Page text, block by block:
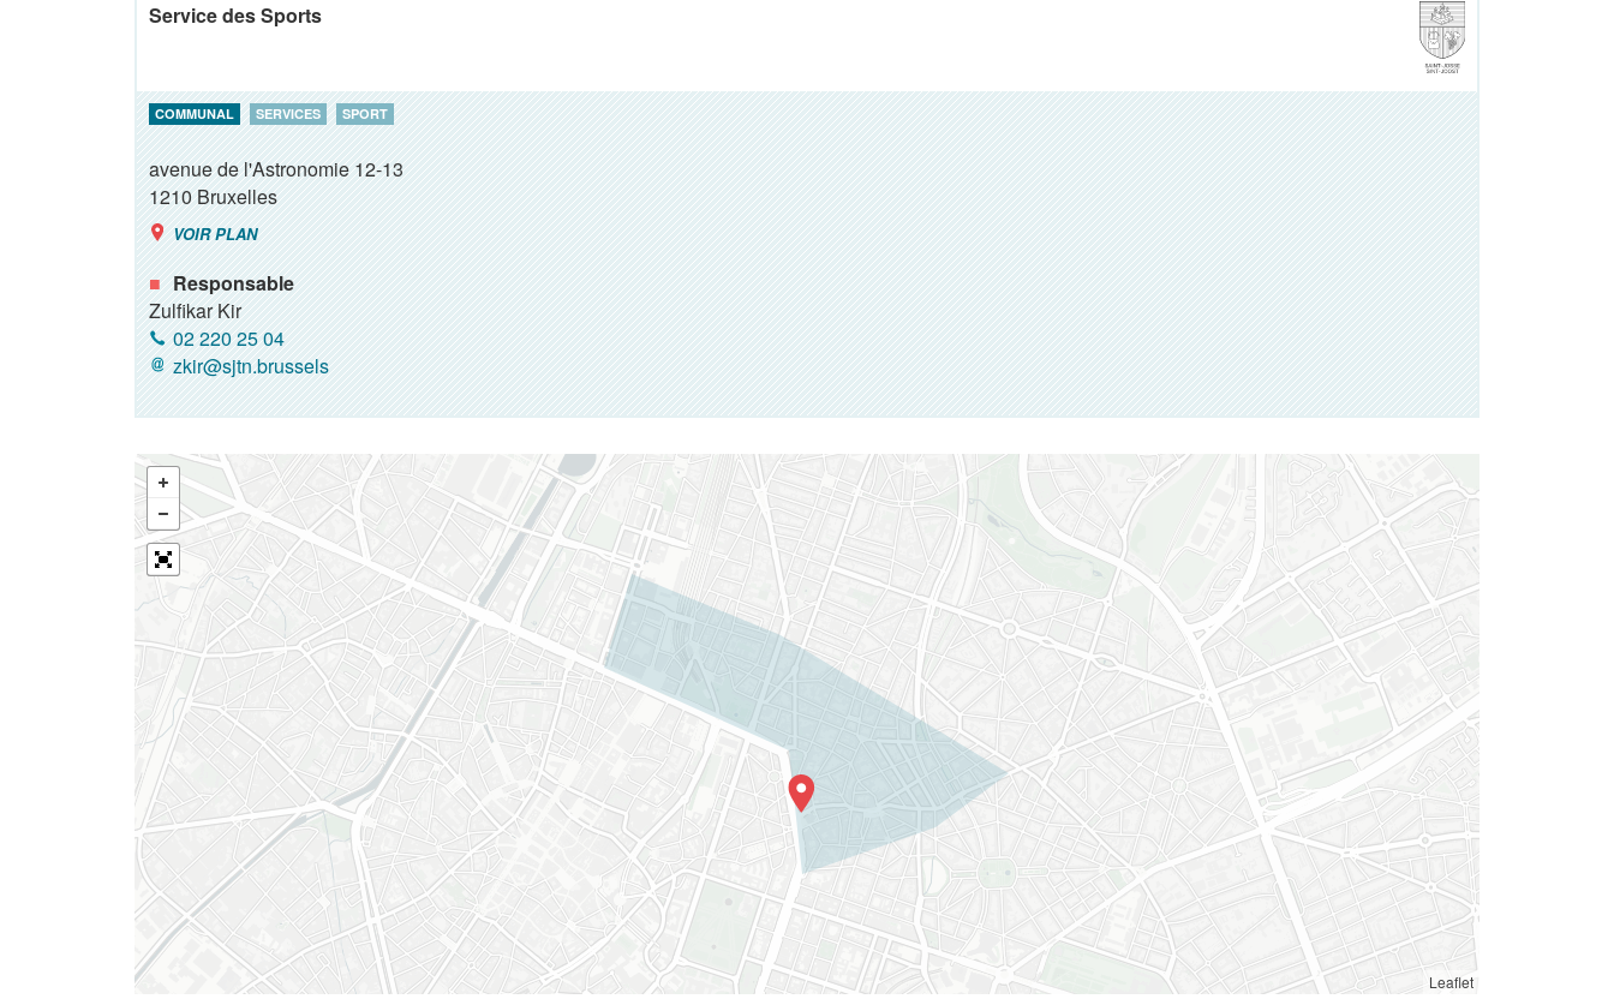
Service des Sports
COMMUNAL SERVICES SPORT
avenue de l'Astronomie 12-13
1210Bruxelles
VOIR PLAN
Responsable
Zulfikar Kir
02 220 25 04
zkir@sjtn.brussels
Leaflet